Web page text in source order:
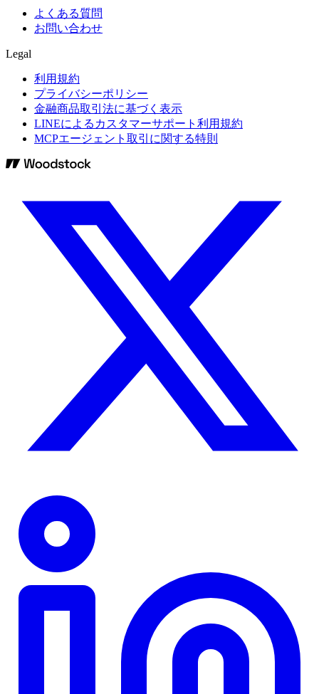
よくある質問
お問い合わせ
Legal
利用規約
プライバシーポリシー
金融商品取引法に基づく表示
LINEによるカスタマーサポート利用規約
MCPエージェント取引に関する特則